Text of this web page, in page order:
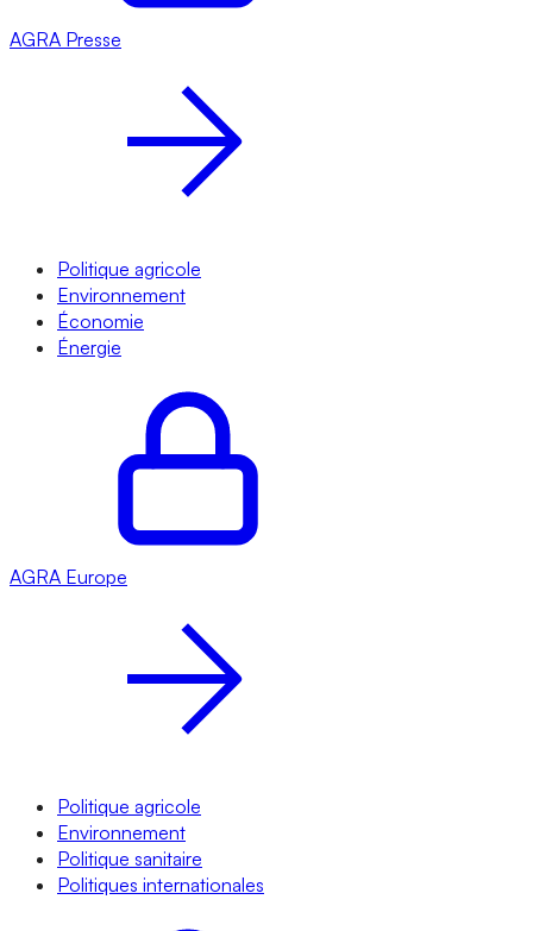
AGRA Presse
Politique agricole
Environnement
Économie
Énergie
AGRA Europe
Politique agricole
Environnement
Politique sanitaire
Politiques internationales